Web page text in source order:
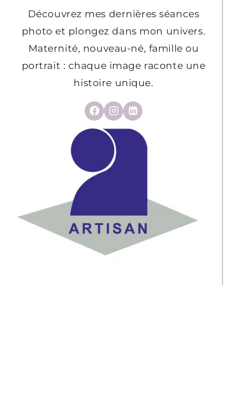
Découvrez mes dernières séances
photo et plongez dans mon univers.
Maternité, nouveau-né, famille ou
portrait : chaque image raconte une
histoire unique.